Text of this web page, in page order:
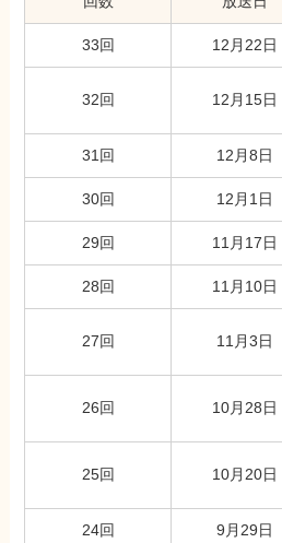
33回 12月22日
32回 12月15日
31回 12月8日
30回 12月1日
29回 11月17日
28回 11月10日
27回 11月3日
26回 10月28日
25回 10月20日
24回 9月29日